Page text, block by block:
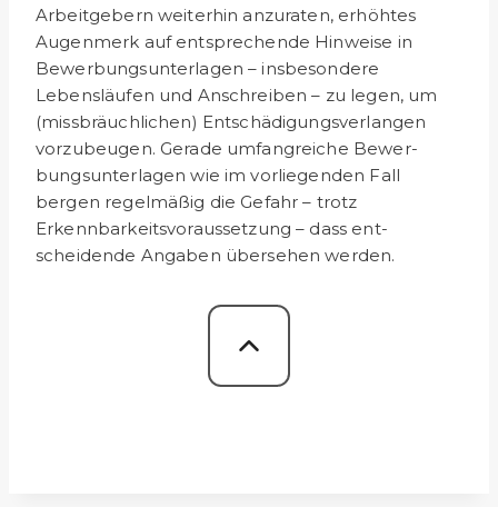
Arbeitgebern weiterhin anzuraten, erhöhtes
Augenmerk auf entsprechende Hinweise in
Bewerbungsunterlagen – insbesondere
Lebensläufen und Anschreiben – zu legen, um
(missbräuchlichen) Entschädi­gungsverlangen
vorzubeugen. Gerade umfangreiche Bewer­
bungsunterlagen wie im vorliegenden Fall
bergen regelmäßig die Gefahr – trotz
Erkennbarkeitsvoraussetzung – dass ent­
scheidende Angaben übersehen werden.